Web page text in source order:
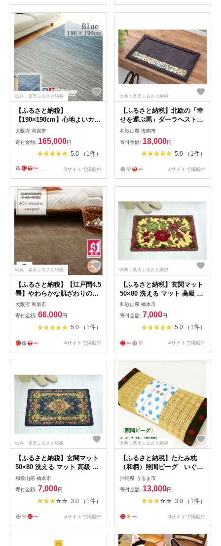
出典：楽天ふるさと納税
【ふるさと納税】
【190×190cm】心地よいカー
ペット ラグ (オンブレー) カ
ラー:ブルー【1517233】
大阪府 和泉市
寄付金額: 165,000円
5.0 （1件）
5サイトで掲載中
出典：楽天ふるさと納税
【ふるさと納税】北欧の「幸
せを運ぶ馬」ダーラヘスト柄
の玄関マット グレー 縦
50cm×横80cm
和歌山県 海南市
寄付金額: 18,000円
5.0 （1件）
4サイトで掲載中
出典：楽天ふるさと納税
【ふるさと納税】【江戸間4.5
畳】やわらかな肌ざわりのオ
ールシーズン防炎カーペット
ブラウン(グロッソ4.5畳BR)
【1493040】
大阪府 和泉市
寄付金額: 66,000円
5.0 （1件）
4サイトで掲載中
出典：楽天ふるさと納税
【ふるさと納税】玄関マット
50×80 洗える マット 高級 金
華山織 フラワーアレンジ ピ
ンク【1125214】
和歌山県 橋本市
寄付金額: 7,000円
5.0 （1件）
4サイトで掲載中
出典：楽天ふるさと納税
【ふるさと納税】玄関マット
50×80 洗える マット 高級 金
華山織 小花フローレンス ブ
ルー【1125086】
和歌山県 橋本市
寄付金額: 7,000円
3.0 （1件）
4サイトで掲載中
出典：楽天ふるさと納税
【ふるさと納税】たたみ枕
（和柄）照間ビーグ いぐ
さ ビーク うるま市 沖
縄 琉球畳 畳 かわいい
枕 和風
沖縄県 うるま市
寄付金額: 13,000円
3.0 （1件）
3サイトで掲載中